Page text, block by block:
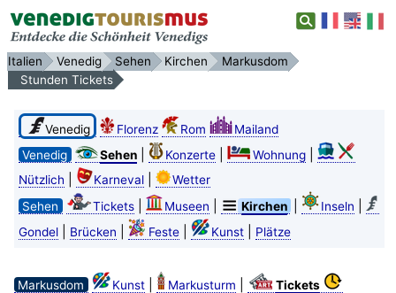
Italien Venedig Sehen Kirchen
Markusdom
Stunden Tickets
Venedig Florenz Rom
Mailand
Venedig
Sehen| Konzerte| Wohnung|
Nützlich Karneval|
Wetter
Sehen
Tickets| Museen Kirchen Inseln
Gondel| Brücken Feste| Kunst| Plätze
Markusdom Kunst| Markusturm
Tickets